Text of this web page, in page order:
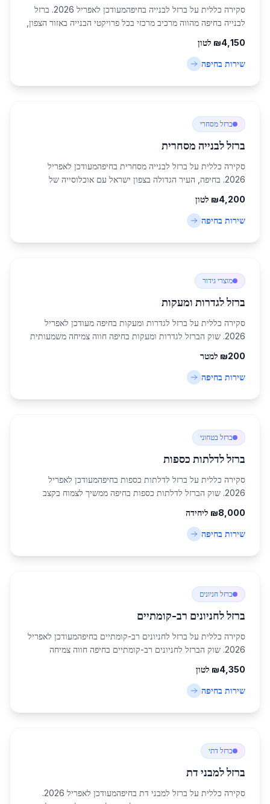
סקירה כללית על ברזל לבנייה בחיפהמעודכן לאפריל 2026. ברזל
לבנייה בחיפה מהווה מרכיב מרכזי בכל פרויקטי הבנייה באזור הצפון,
תעשייתית ומסחרית מרכזית, ...
₪4,150 לטון
שירות בחיפה
ברזל מסחרי
ברזל לבנייה מסחרית
סקירה כללית על ברזל לבנייה מסחרית בחיפהמעודכן לאפריל
2026. בחיפה, העיר הגדולה בצפון ישראל עם אוכלוסייה של
מואצת. הביקוש לברזל איכותי גובר בעקב...
₪4,200 לטון
שירות בחיפה
מוצרי גידור
ברזל לגדרות ומעקות
סקירה כללית על ברזל לגדרות ומעקות בחיפה מעודכן לאפריל
2026. שוק הברזל לגדרות ומעקות בחיפה חווה צמיחה משמעותית
ישראל, שמאכלסת כ-285,316 תושבים. ח...
₪200 למטר
שירות בחיפה
ברזל בטחוני
ברזל לדלתות כספות
סקירה כללית על ברזל לדלתות כספות בחיפהמעודכן לאפריל
2026. שוק הברזל לדלתות כספות בחיפה ממשיך לצמוח בקצב
חיפה, עם אוכלוסייה של 285,316 תושבים, מ...
₪8,000 ליחידה
שירות בחיפה
ברזל חניונים
ברזל לחניונים רב-קומתיים
סקירה כללית על ברזל לחניונים רב-קומתיים בחיפהמעודכן לאפריל
2026. שוק הברזל לחניונים רב-קומתיים בחיפה חווה צמיחה
חיפה, עם אוכלוסייה של 285,316 תוש...
₪4,350 לטון
שירות בחיפה
ברזל דתי
ברזל למבני דת
סקירה כללית על ברזל למבני דת בחיפהמעודכן לאפריל 2026.